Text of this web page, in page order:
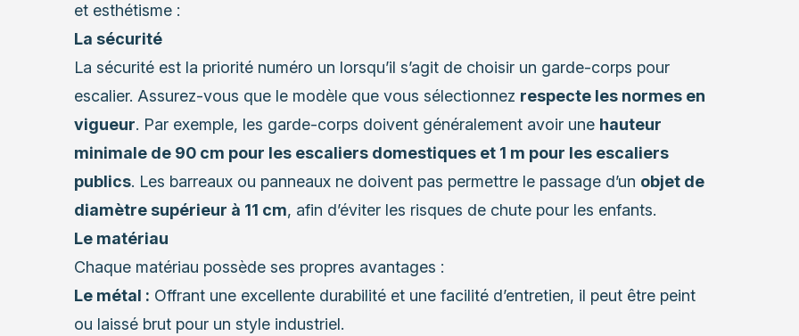
et esthétisme :
La sécurité
La sécurité est la priorité numéro un lorsqu’il s’agit de choisir un garde-corps pour
escalier. Assurez-vous que le modèle que vous sélectionnez respecte les normes en
vigueur. Par exemple, les garde-corps doivent généralement avoir une hauteur
minimale de 90 cm pour les escaliers domestiques et 1 m pour les escaliers
publics. Les barreaux ou panneaux ne doivent pas permettre le passage d’un objet de
diamètre supérieur à 11 cm, afin d’éviter les risques de chute pour les enfants.
Le matériau
Chaque matériau possède ses propres avantages :
Le métal : Offrant une excellente durabilité et une facilité d’entretien, il peut être peint
ou laissé brut pour un style industriel.